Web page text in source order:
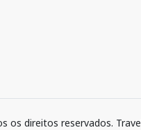
os direitos reservados.